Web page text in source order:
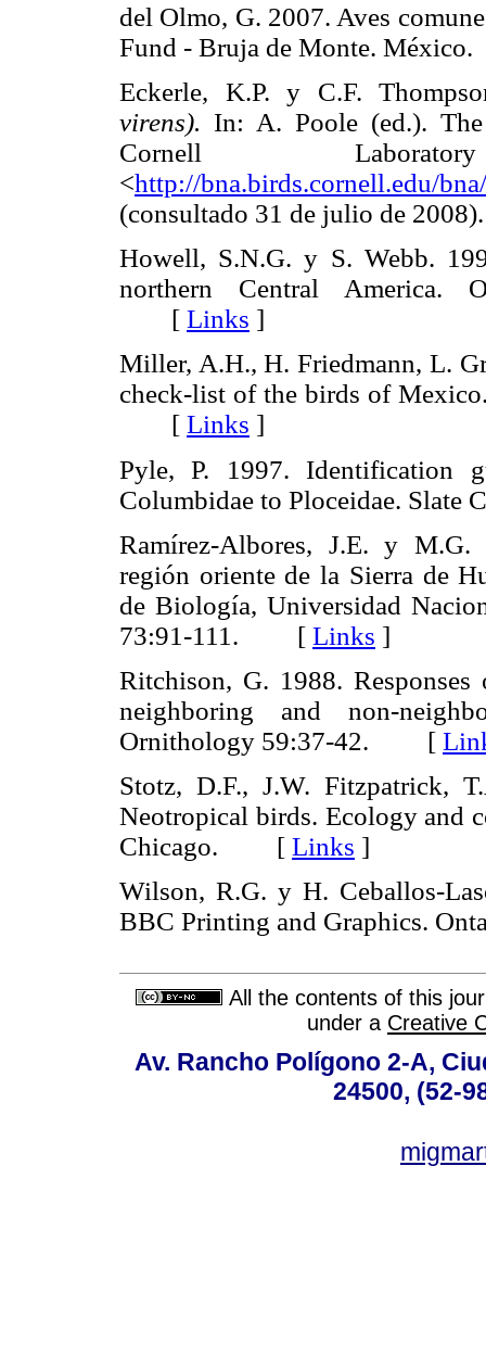
del Olmo, G. 2007. Aves
Fund - Bruja de Monte.
Eckerle, K.P. y C.F.
virens). In: A. Poole (ed.).
Cornell
<http://bna.birds.cornell.edu/
(consultado 31 de julio de
Howell, S.N.G. y S. Webb.
northern Central America.
[ Links ]
Miller, A.H., H. Friedmann, L.
check-list of the birds of
[ Links ]
Pyle, P. 1997. Identification
Columbidae to Ploceidae.
Ramírez-Albores, J.E. y
región oriente de la Sierra de
de Biología, Universidad
73:91-111. [ Links ]
Ritchison, G. 1988.
neighboring and non-
Ornithology 59:37-42. [
Stotz, D.F., J.W. Fitzpatrick,
Neotropical birds. Ecology and
Chicago. [ Links ]
Wilson, R.G. y H. Ceballos-
BBC Printing and Graphics.
All the contents of this
under a Creative
Av. Rancho Polígono 2-A,
24500, (52-